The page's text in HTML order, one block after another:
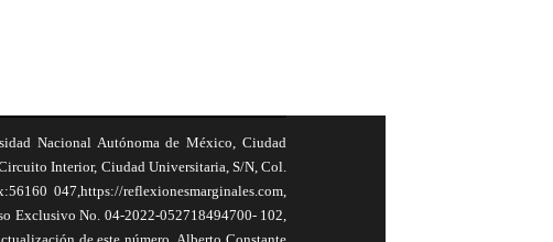
Nacional Autónoma de México, Ciudad
Interior, Ciudad Universitaria, S/N, Col.
047,https://reflexionesmarginales.com,
Exclusivo No. 04-2022-052718494700- 102,